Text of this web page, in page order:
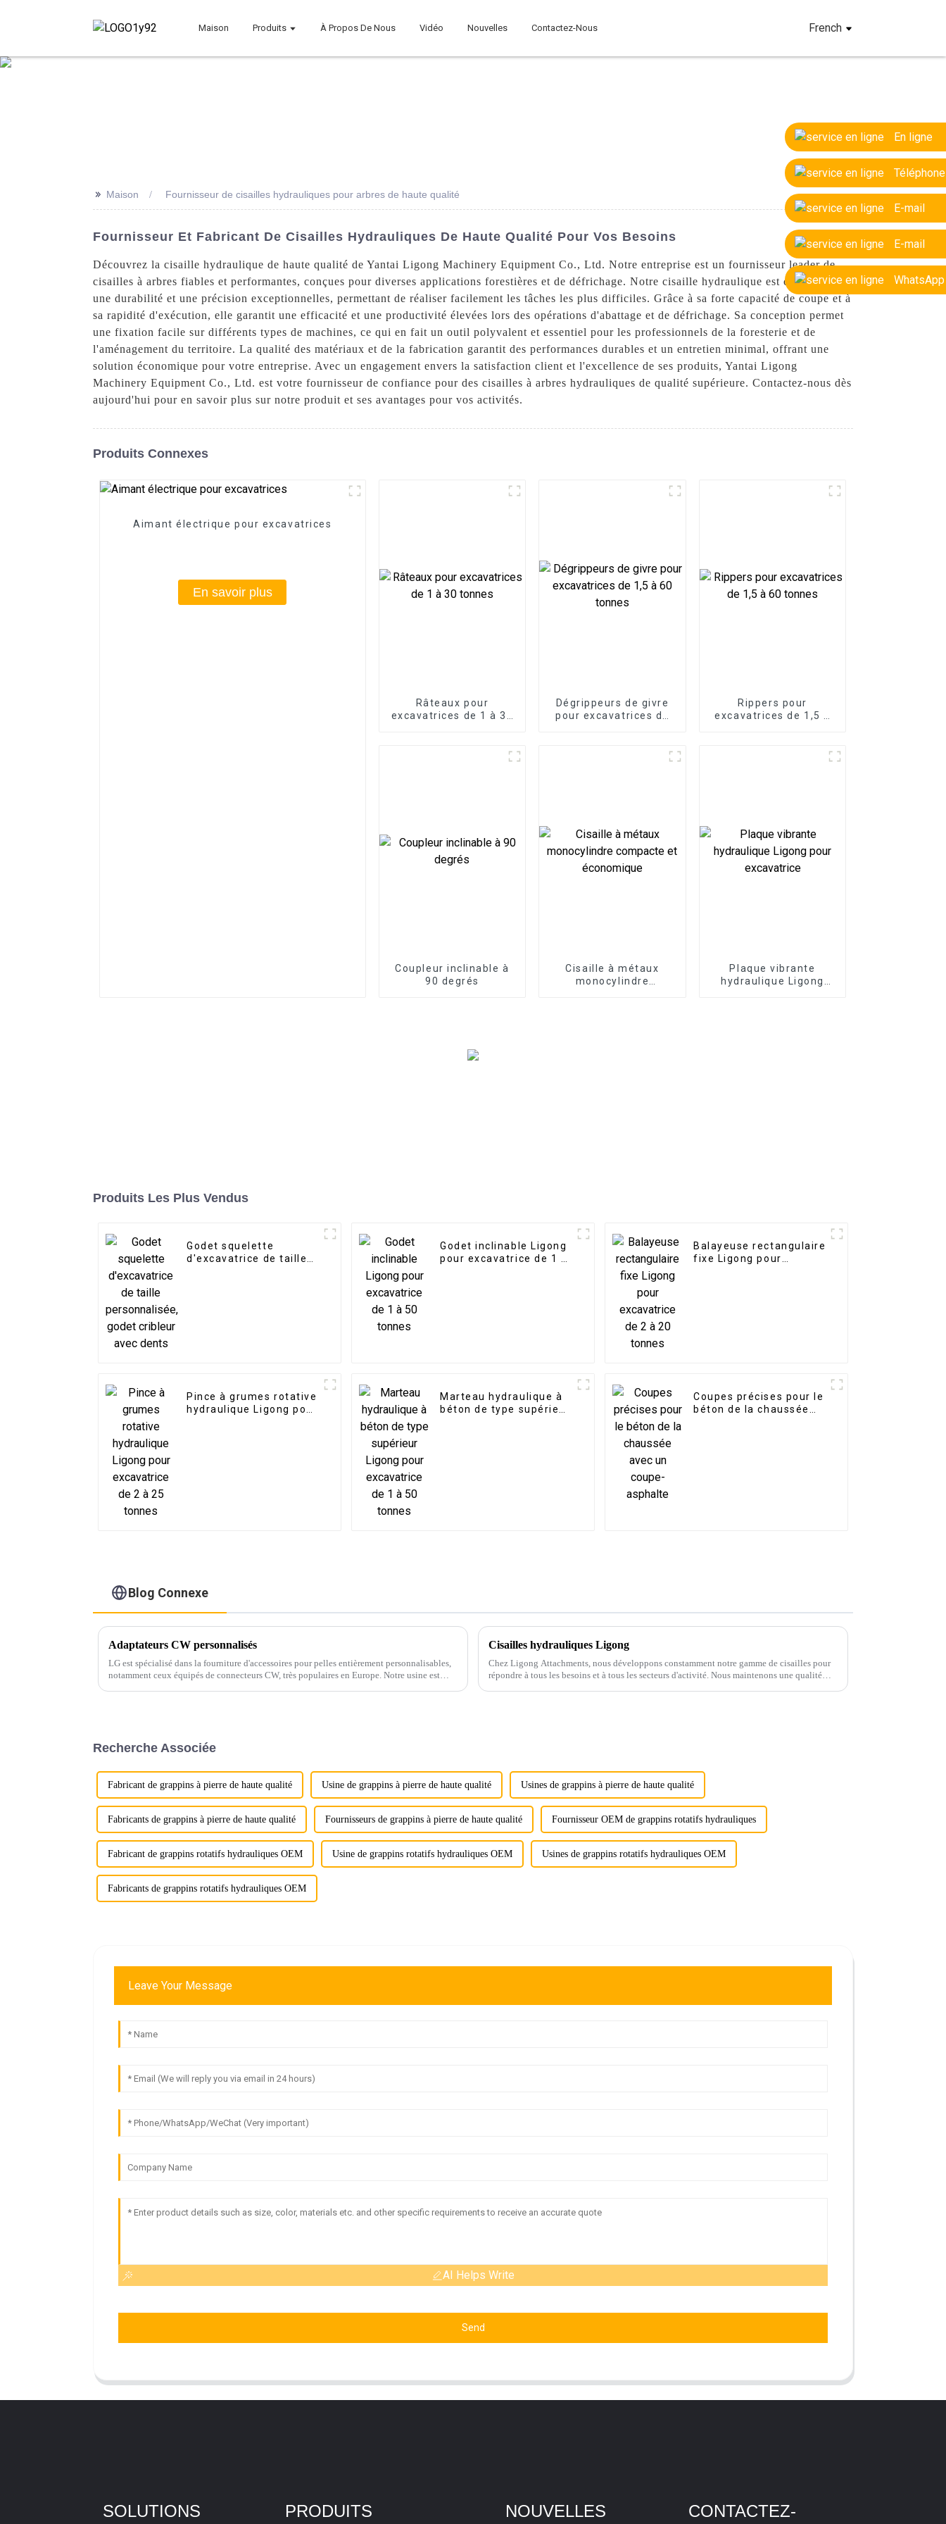
Maison Produits À Propos De Nous Vidéo Nouvelles Contactez-Nous French
En ligne
Téléphone
E-mail
E-mail
WhatsApp
>> Maison Fournisseur de cisailles hydrauliques pour arbres de haute qualité
Fournisseur Et Fabricant De Cisailles Hydrauliques De Haute Qualité Pour Vos Besoins
Découvrez la cisaille hydraulique de haute qualité de Yantai Ligong Machinery Equipment Co., Ltd. Notre entreprise est un fournisseur leader de
cisailles à arbres fiables et performantes, conçues pour diverses applications forestières et de défrichage. Notre cisaille hydraulique est conçue pour
une durabilité et une précision exceptionnelles, permettant de réaliser facilement les tâches les plus difficiles. Grâce à sa forte capacité de coupe et à
sa rapidité d'exécution, elle garantit une efficacité et une productivité élevées lors des opérations d'abattage et de défrichage. Sa conception permet
une fixation facile sur différents types de machines, ce qui en fait un outil polyvalent et essentiel pour les professionnels de la foresterie et de
l'aménagement du territoire. La qualité des matériaux et de la fabrication garantit des performances durables et un entretien minimal, offrant une
solution économique pour votre entreprise. Avec un engagement envers la satisfaction client et l'excellence de ses produits, Yantai Ligong
Machinery Equipment Co., Ltd. est votre fournisseur de confiance pour des cisailles à arbres hydrauliques de qualité supérieure. Contactez-nous dès
aujourd'hui pour en savoir plus sur notre produit et ses avantages pour vos activités.
Produits Connexes
Aimant électrique pour excavatrices
En savoir plus
Râteaux pour
excavatrices de 1 à 30
Dégrippeurs de givre
pour excavatrices de
Rippers pour
excavatrices de 1,5 à
Coupleur inclinable à
90 degrés
Cisaille à métaux
monocylindre
Plaque vibrante
hydraulique Ligong
Produits Les Plus Vendus
Godet squelette
d'excavatrice de taille
Godet inclinable Ligong
pour excavatrice de 1 à
Balayeuse rectangulaire
fixe Ligong pour
Pince à grumes rotative
hydraulique Ligong pour
Marteau hydraulique à
béton de type supérieur
Coupes précises pour le
béton de la chaussée
Blog Connexe
Adaptateurs CW personnalisés
LG est spécialisé dans la fourniture d'accessoires pour pelles entièrement personnalisables,
notamment ceux équipés de connecteurs CW, très populaires en Europe. Notre usine est
Cisailles hydrauliques Ligong
Chez Ligong Attachments, nous développons constamment notre gamme de cisailles pour
répondre à tous les besoins et à tous les secteurs d'activité. Nous maintenons une qualité
Recherche Associée
Fabricant de grappins à pierre de haute qualité Usine de grappins à pierre de haute qualité Usines de grappins à pierre de haute qualité
Fabricants de grappins à pierre de haute qualité Fournisseurs de grappins à pierre de haute qualité Fournisseur OEM de grappins rotatifs hydrauliques
Fabricant de grappins rotatifs hydrauliques OEM Usine de grappins rotatifs hydrauliques OEM Usines de grappins rotatifs hydrauliques OEM
Fabricants de grappins rotatifs hydrauliques OEM
Leave Your Message
AI Helps Write
Send
SOLUTIONS PRODUITS NOUVELLES
CONTACTEZ-